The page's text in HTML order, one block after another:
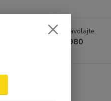
Neviete si rady? Zavolajte.
+421 910 582 980